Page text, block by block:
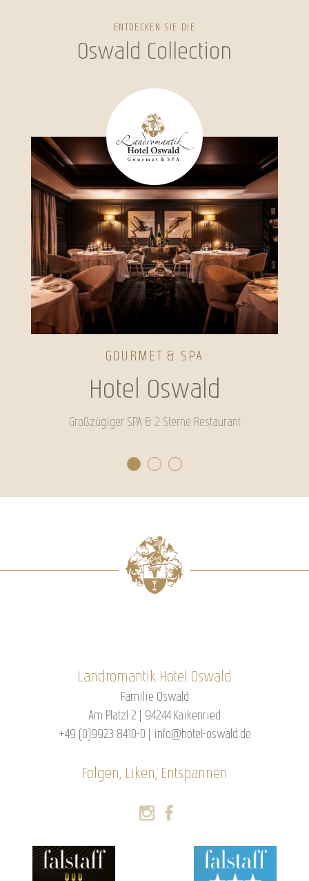
ENTDECKEN SIE DIE
Oswald Collection
GOURMET & SPA
Hotel Oswald
Großzügiger SPA & 2 Sterne Restaurant
Landromantik Hotel Oswald
Familie Oswald
Am Platzl 2 | 94244 Kaikenried
+49 (0)9923 8410-0
info@hotel-oswald.de
Folgen, Liken, Entspannen